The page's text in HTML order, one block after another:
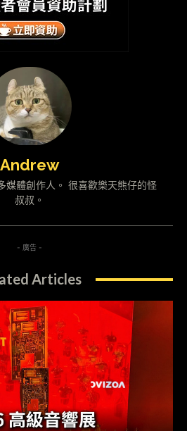
Andrew
媒體創作人。 很喜歡樂天熊仔的怪
叔叔。
- 廣告 -
Articles